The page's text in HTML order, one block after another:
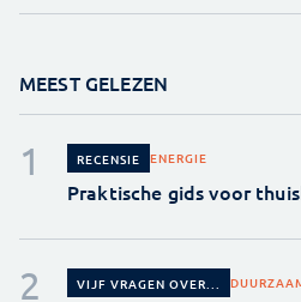
MEEST GELEZEN
RECENSIE ENERGIE
Praktische gids voor
VIJF VRAGEN OVER...